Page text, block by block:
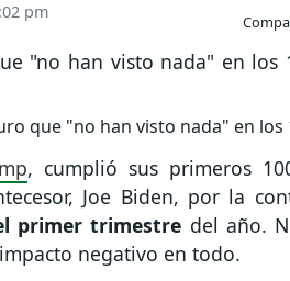
pm
que "no han visto nada" en los
, cumplió sus primeros
Joe Biden, por la
primer trimestre del año.
negativo en todo.